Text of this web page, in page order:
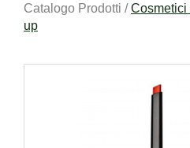
Catalogo Prodotti /Cosmetici
up